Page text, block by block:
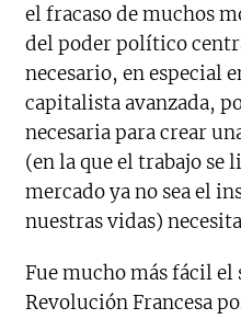
el fracaso de muchos
del poder político
necesario, en especial
capitalista avanzada,
necesaria para crear
(en la que el trabajo se
mercado ya no sea el
nuestras vidas)
Fue mucho más fácil
Revolución Francesa